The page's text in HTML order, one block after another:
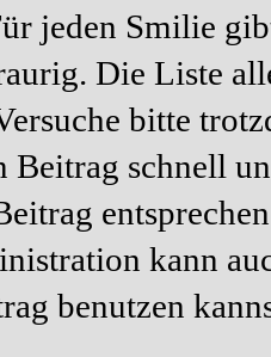
jeden Smilie
Die Liste
bitte
Beitrag schnell
kann
benutzen